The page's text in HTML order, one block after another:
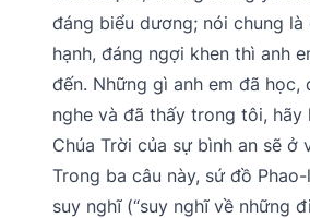
đáng biểu dương; nói chung
hạnh, đáng ngợi khen thì anh
đến. Những gì anh em đã học,
nghe và đã thấy trong tôi,
Chúa Trời của sự bình an sẽ ở
Trong ba câu này, sứ đồ
suy nghĩ (“suy nghĩ về những